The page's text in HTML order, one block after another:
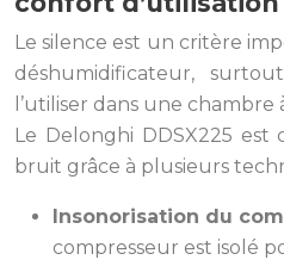
Le silence est un critère
déshumidificateur,
l’utiliser dans une
Le Delonghi DDSX225
bruit grâce à plusieurs
Insonorisation du
compresseur est isolé